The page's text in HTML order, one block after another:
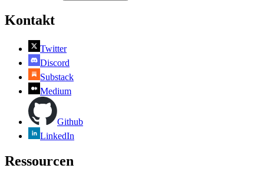
Kontakt
Twitter
Discord
Substack
Medium
Github
LinkedIn
Ressourcen